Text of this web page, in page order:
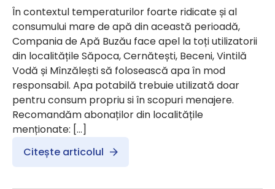
În contextul temperaturilor foarte ridicate și al
consumului mare de apă din această perioadă,
Compania de Apă Buzău face apel la toți utilizatorii
din localitățile Săpoca, Cernătești, Beceni, Vintilă
Vodă și Mînzălești să folosească apa în mod
responsabil. Apa potabilă trebuie utilizată doar
pentru consum propriu si în scopuri menajere.
Recomandăm abonaților din localitățile
menționate: […]
Citește articolul